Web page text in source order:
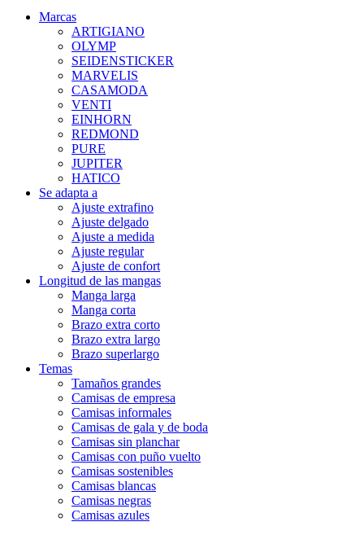
Marcas
ARTIGIANO
OLYMP
SEIDENSTICKER
MARVELIS
CASAMODA
VENTI
EINHORN
REDMOND
PURE
JUPITER
HATICO
Se adapta a
Ajuste extrafino
Ajuste delgado
Ajuste a medida
Ajuste regular
Ajuste de confort
Longitud de las mangas
Manga larga
Manga corta
Brazo extra corto
Brazo extra largo
Brazo superlargo
Temas
Tamaños grandes
Camisas de empresa
Camisas informales
Camisas de gala y de boda
Camisas sin planchar
Camisas con puño vuelto
Camisas sostenibles
Camisas blancas
Camisas negras
Camisas azules